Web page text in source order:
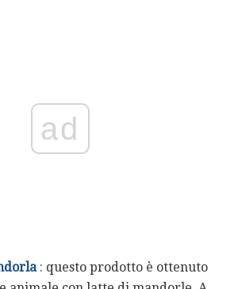
ad
: questo prodotto è ottenuto